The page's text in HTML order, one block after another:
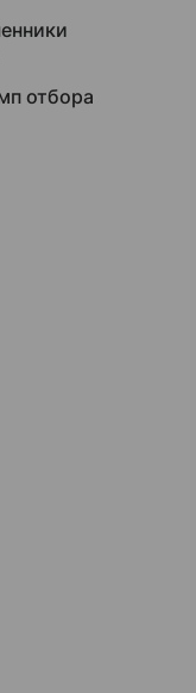
отбора